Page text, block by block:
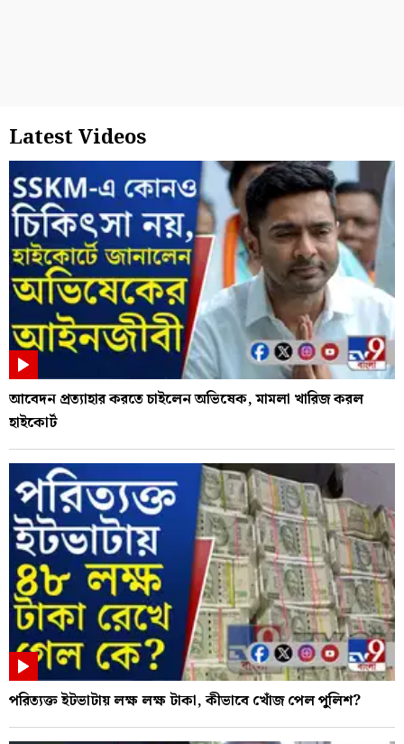
Latest Videos
আবেদন প্রত্যাহার করতে চাইলেন অভিষেক, মামলা খারিজ করল
হাইকোর্ট
পরিত্যক্ত ইটভাটায় লক্ষ লক্ষ টাকা, কীভাবে খোঁজ পেল পুলিশ?